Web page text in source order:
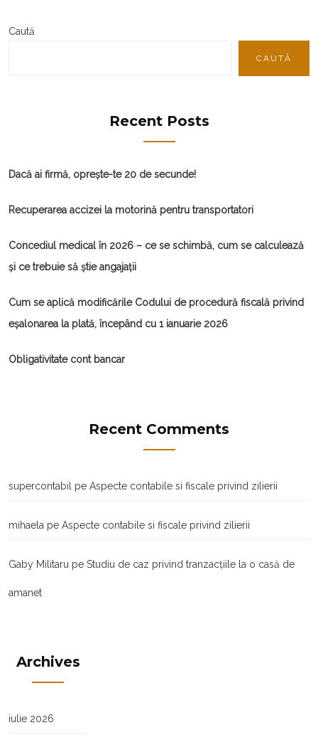
Caută
CAUTĂ
Recent Posts
Dacă ai firmă, oprește-te 20 de secunde!
Recuperarea accizei la motorină pentru transportatori
Concediul medical în 2026 – ce se schimbă, cum se calculează
și ce trebuie să știe angajații
Cum se aplică modificările Codului de procedură fiscală privind
eșalonarea la plată, începând cu 1 ianuarie 2026
Obligativitate cont bancar
Recent Comments
supercontabil pe Aspecte contabile si fiscale privind zilierii
mihaela pe Aspecte contabile si fiscale privind zilierii
Gaby Militaru pe Studiu de caz privind tranzacţiile la o casă de
amanet
Archives
iulie 2026